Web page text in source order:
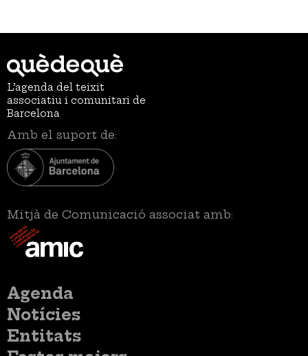
L’agenda del teixit
associatiu i comunitari de
Barcelona
Amb el suport de:
Mitjà de Comunicació associat amb:
Menú
principal
Agenda
Notícies
Entitats